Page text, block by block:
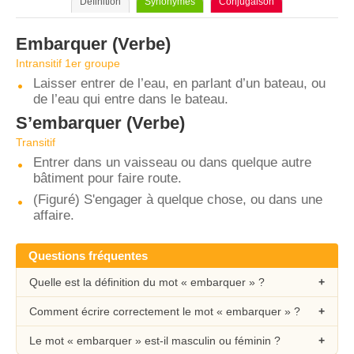
Embarquer (Verbe)
Intransitif 1er groupe
Laisser entrer de l’eau, en parlant d’un bateau, ou
de l’eau qui entre dans le bateau.
S’embarquer (Verbe)
Transitif
Entrer dans un vaisseau ou dans quelque autre
bâtiment pour faire route.
(Figuré) S'engager à quelque chose, ou dans une
affaire.
Questions fréquentes
Quelle est la définition du mot « embarquer » ?
Comment écrire correctement le mot « embarquer » ?
Le mot « embarquer » est-il masculin ou féminin ?